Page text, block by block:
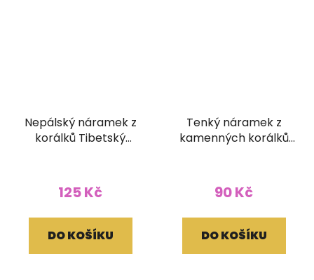
Nepálský náramek z
korálků Tibetský
125 Kč
DO KOŠÍKU
Tenký náramek z
kamenných korálků
90 Kč
DO KOŠÍKU